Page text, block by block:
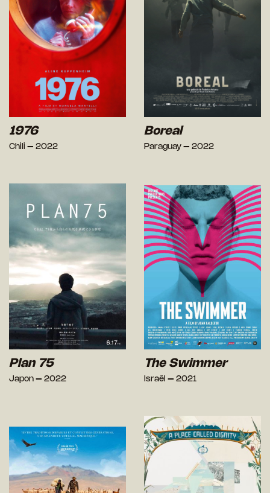
1976
Chili – 2022
Boreal
Paraguay – 2022
Plan 75
Japon – 2022
The Swimmer
Israël – 2021